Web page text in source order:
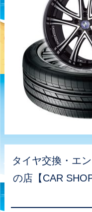
タイヤ交換・エ
の店【CAR